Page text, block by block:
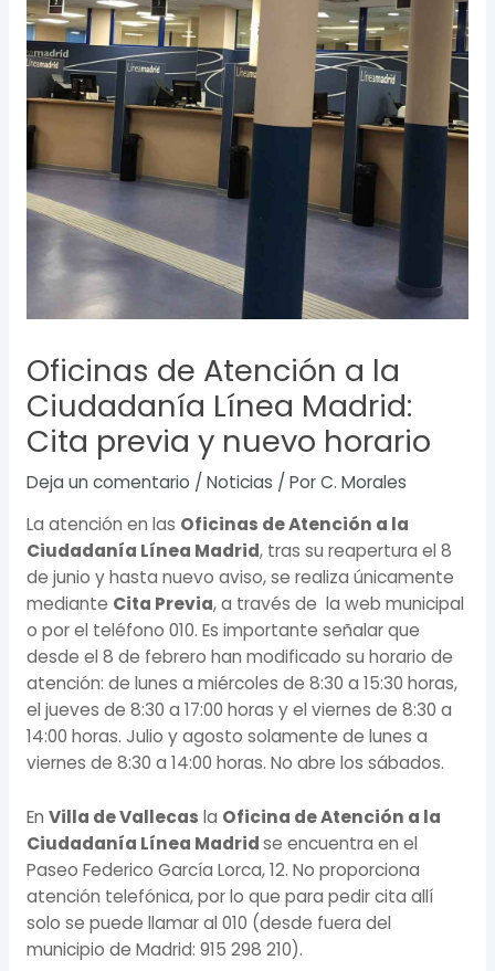
Oficinas de Atención a la
Ciudadanía Línea Madrid:
Cita previa y nuevo horario
Deja un comentario / Noticias / PorC. Morales
La atención en las Oficinas de Atención a la
Ciudadanía Línea Madrid, tras su reapertura el 8
de junio y hasta nuevo aviso, se realiza únicamente
mediante Cita Previa, a través de la web municipal
o por el teléfono 010. Es importante señalar que
desde el 8 de febrero han modificado su horario de
atención: de lunes a miércoles de 8:30 a 15:30 horas,
el jueves de 8:30 a 17:00 horas y el viernes de 8:30 a
14:00 horas. Julio y agosto solamente de lunes a
viernes de 8:30 a 14:00 horas. No abre los sábados.
En Villa de Vallecas la Oficina de Atención a la
Ciudadanía Línea Madridse encuentra en el
Paseo Federico García Lorca, 12. No proporciona
atención telefónica, por lo que para pedir cita allí
solo se puede llamar al 010 (desde fuera del
municipio de Madrid: 915 298 210).